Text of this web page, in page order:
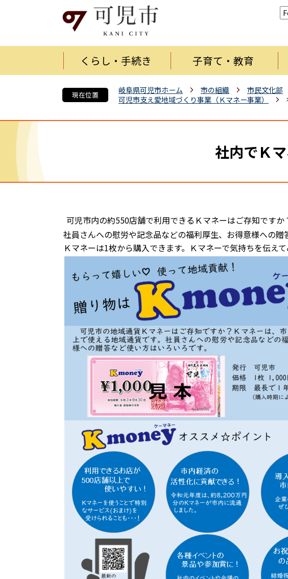
くらし・手続き 子育て・教育
現在位置 岐阜県可児市ホーム 市の組織 市民文化部
可児市支え愛地域づくり事業（Ｋマネー事業）
社内でＫ
可児市内の約550店舗で利用できるＫマネーはご存知ですか
社員さんへの慰労や記念品などの福利厚生、お得意様への贈
Ｋマネーは1枚から購入できます。Ｋマネーで気持ちを伝え